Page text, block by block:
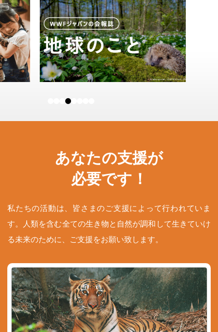
あなたの支援が
必要です！
私たちの活動は、皆さまのご支援によって行われていま
す。人類を含む全ての生き物と自然が調和して生きていけ
る未来のために、ご支援をお願い致します。